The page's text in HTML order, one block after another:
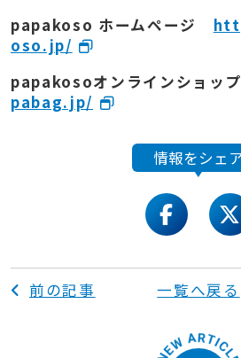
papakoso ホームページ
oso.jp/
papakosoオンラインショップ
pabag.jp/
情報をシェ
前の記事 一覧へ戻る